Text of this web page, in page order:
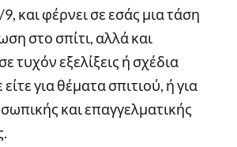
9, και φέρνει σε εσάς μια τάση
στο σπίτι, αλλά και
τυχόν εξελίξεις ή σχέδια
για θέματα σπιτιού, ή για
και επαγγελματικής